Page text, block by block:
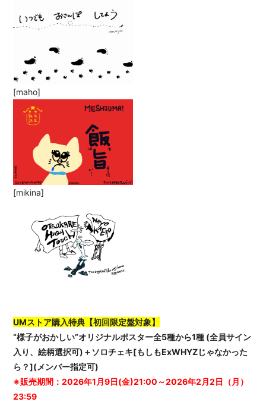
[maho]
[mikina]
UMストア購入特典【初回限定盤対象】
“様子がおかしい”オリジナルポスター全5種から1種 (全員サイン
入り、絵柄選択可)＋ソロチェキ[もしもExWHYZじゃなかった
ら？](メンバー指定可)
※販売期間：2026年1月9日(金)21:00～2026年2月2日（月）
23:59